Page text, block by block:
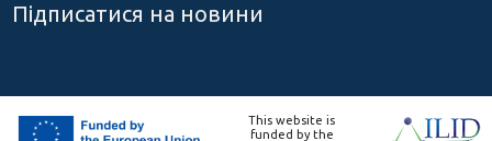
Підписатися на новини
This website is
funded by the